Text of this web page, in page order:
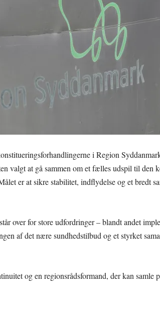
i Region
valgt at gå sammen om et fælles udspil til den
er at sikre stabilitet, indflydelse og et bredt
over for store udfordringer – blandt andet
af det nære sundhedstilbud og et styrket
og en regionsrådsformand, der kan samle